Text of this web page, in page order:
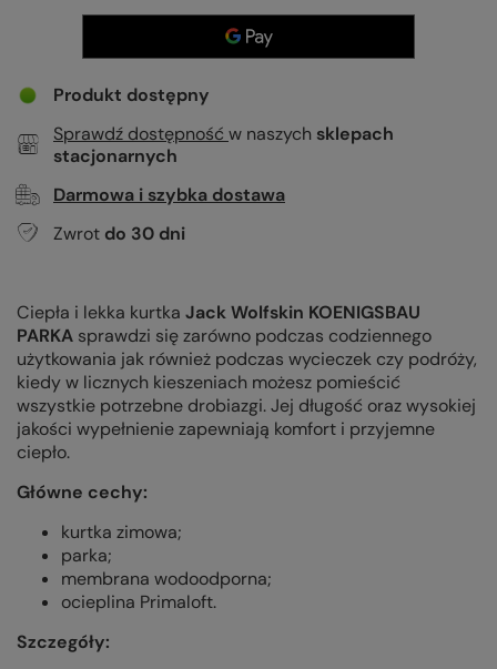
Produkt dostępny
Sprawdź dostępność w naszych sklepach
stacjonarnych
Darmowa i szybka dostawa
Zwrot do 30 dni
Ciepła i lekka kurtka Jack Wolfskin KOENIGSBAU
PARKA sprawdzi się zarówno podczas codziennego
użytkowania jak również podczas wycieczek czy podróży,
kiedy w licznych kieszeniach możesz pomieścić
wszystkie potrzebne drobiazgi. Jej długość oraz wysokiej
jakości wypełnienie zapewniają komfort i przyjemne
ciepło.
Główne cechy:
kurtka zimowa;
parka;
membrana wodoodporna;
ocieplina Primaloft.
Szczegóły: